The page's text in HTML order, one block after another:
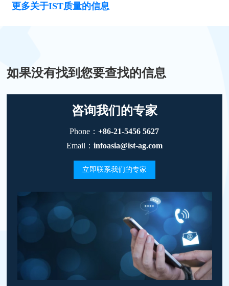
更多关于IST质量的信息
如果没有找到您要查找的信息
咨询我们的专家
Phone：+86-21-5456 5627
Email： infoasia@ist-ag.com
立即联系我们的专家